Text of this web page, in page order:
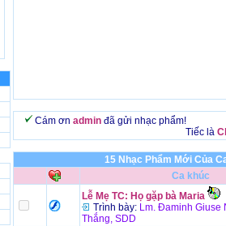
Cám ơn adminđã gửi nhạc phẩm!
Tiếc là
15 Nhạc Phẩm Mới Của
Ca khúc
Lễ Mẹ TC: Họ gặp bà Maria
Trình bày: Lm. Đaminh Giuse
Thắng, SDD